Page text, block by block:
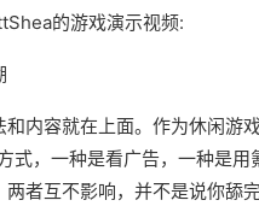
的游戏演示视频:
内容就在上面。作为休闲游戏
式，一种是看广告，一种是用
两者互不影响，并不是说你舔